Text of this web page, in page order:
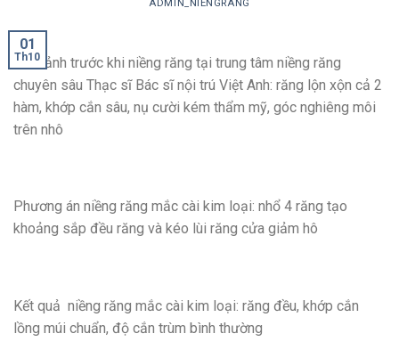
ADMIN_NIENGRANG
01
Th10
Hình ảnh trước khi niềng răng tại trung tâm niềng răng
chuyên sâu Thạc sĩ Bác sĩ nội trú Việt Anh: răng lộn xộn cả 2
hàm, khớp cắn sâu, nụ cười kém thẩm mỹ, góc nghiêng môi
trên nhô
Phương án niềng răng mắc cài kim loại: nhổ 4 răng tạo
khoảng sắp đều răng và kéo lùi răng cửa giảm hô
Kết quả niềng răng mắc cài kim loại: răng đều, khớp cắn
lồng múi chuẩn, độ cắn trùm bình thường